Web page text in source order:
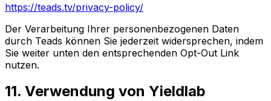
https://teads.tv/privacy-policy/
Der Verarbeitung Ihrer personenbezogenen Daten
durch Teads können Sie jederzeit widersprechen, indem
Sie weiter unten den entsprechenden Opt-Out Link
nutzen.
11. Verwendung von Yieldlab